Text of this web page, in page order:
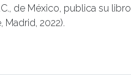
de México, publica su libro
Madrid, 2022).